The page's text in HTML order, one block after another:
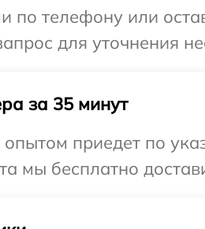
по телефону или
для уточнения
за 35 минут
приедет по
мы бесплатно